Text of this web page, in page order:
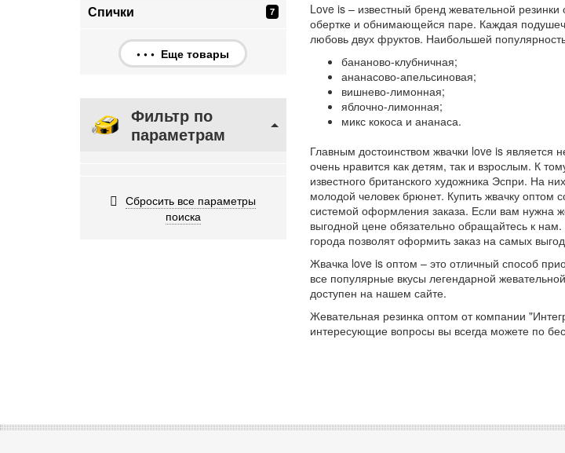
Спички 7
• • • Еще товары
Фильтр по
параметрам
Сбросить все параметры
поиска
Love is – известный бренд жевательной
обертке и обнимающейся паре. Каждая
любовь двух фруктов. Наибольшей
бананово-клубничная;
ананасово-апельсиновая;
вишнево-лимонная;
яблочно-лимонная;
микс кокоса и ананаса.
Главным достоинством жвачки love is является
очень нравится как детям, так и взрослым. К
известного британского художника Эспри. На
молодой человек брюнет. Купить жвачку
системой оформления заказа. Если вам нужна
выгодной цене обязательно обращайтесь к
города позволят оформить заказ на самых
Жвачка love is оптом – это отличный способ
все популярные вкусы легендарной
доступен на нашем сайте.
Жевательная резинка оптом от компании
интересующие вопросы вы всегда можете по